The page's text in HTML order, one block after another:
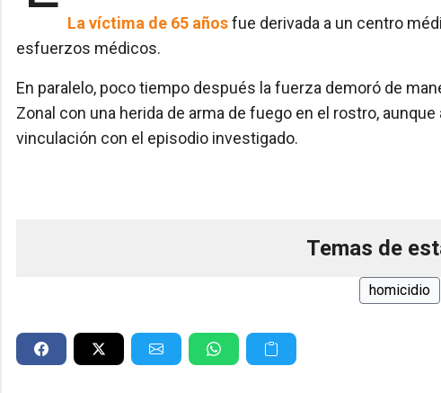
La víctima de 65 añosfue derivada a un centro
esfuerzos médicos.
En paralelo, poco tiempo después la fuerza demoró de
Zonal con una herida de arma de fuego en el rostro,
vinculación con el episodio investigado.
Temas de
homicidio